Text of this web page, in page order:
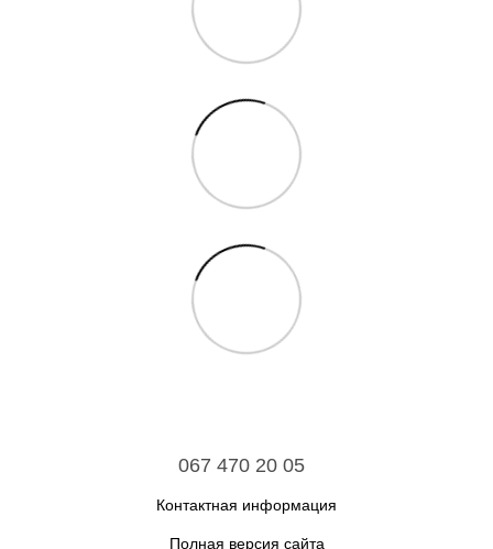
067 470 20 05
Контактная информация
Полная версия сайта